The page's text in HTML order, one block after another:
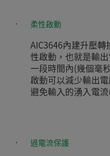
‧ 柔性啟動
AIC3646內建升壓
性啟動，也就是輸
一段時間內(幾個毫
啟動可以減少輸出
避免輸入的湧入電
‧ 過電流保護